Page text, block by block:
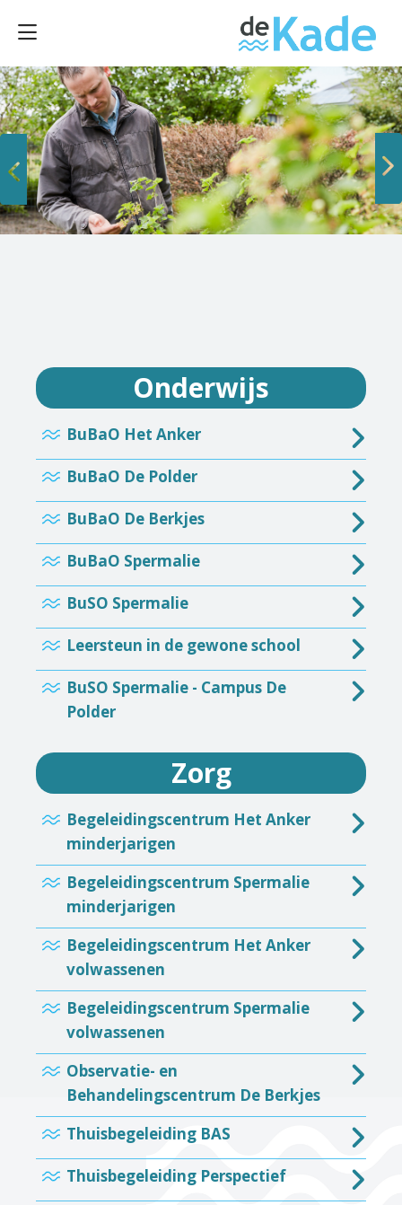
Vorige
Volgende
Onderwijs
BuBaO Het Anker
BuBaO De Polder
BuBaO De Berkjes
BuBaO Spermalie
BuSO Spermalie
Leersteun in de gewone school
BuSO Spermalie - Campus De
Polder
Zorg
Begeleidingscentrum Het Anker
minderjarigen
Begeleidingscentrum Spermalie
minderjarigen
Begeleidingscentrum Het Anker
volwassenen
Begeleidingscentrum Spermalie
volwassenen
Observatie- en
Behandelingscentrum De Berkjes
Thuisbegeleiding BAS
Thuisbegeleiding Perspectief